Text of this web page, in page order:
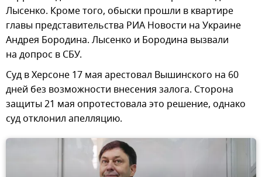
Лысенко. Кроме того, обыски прошли в квартире
главы представительства РИА Новости на Украине
Андрея Бородина. Лысенко и Бородина вызвали
на допрос в СБУ.
Суд в Херсоне 17 мая арестовал Вышинского на 60
дней без возможности внесения залога. Сторона
защиты 21 мая опротестовала это решение, однако
суд отклонил апелляцию.